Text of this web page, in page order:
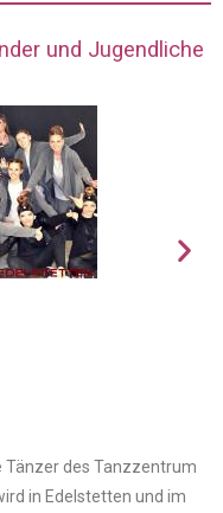
und Jugendliche
Tänzer des Tanzzentrum
in Edelstetten und im